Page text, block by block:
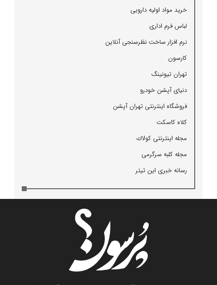
خرید مواد اولیه دارویی
لباس فرم اداری
نرم افزار ساخت نظرسنجی آنلاین
كارسون
تهران تیونینگ
دنیای آپشن خودرو
فروشگاه اینترنتی تهران آپشن
كلاه كاسكت
مجله اینترنتی كولاك
مجله كلبه سرگرمی
رسانه خبری این تیتر